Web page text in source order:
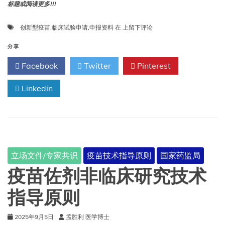
标题或阅读更多!!!
创新型疫苗,临床试验申请,申报资料 在 创
疫
临
报
资
料
要
求
上留下评论
分享
Facebook Twitter Pinterest
Linkedin
立场文件/专家共识 疫苗技术指导原则 国家药监局
疫苗佐剂非临床研究技术
指导原则
2025年9月5日 孟胜利 医学博士